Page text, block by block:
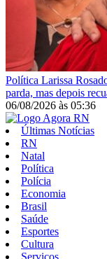
Política Larissa
parda, mas depois
06/08/2026 às 05:36
Últimas Notícias
RN
Natal
Política
Polícia
Economia
Brasil
Saúde
Esportes
Cultura
Serviços